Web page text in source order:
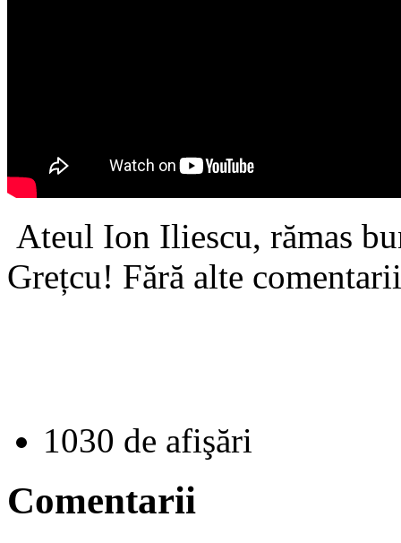
Ateul Ion Iliescu, rămas
Grețcu! Fără alte
1030 de afişări
Comentarii